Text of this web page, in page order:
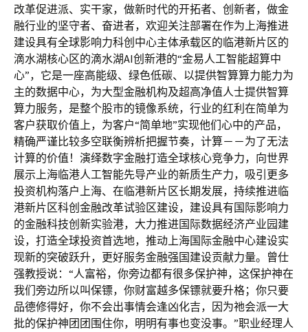
改革促进派、实干家，做新时代的开拓者、创新者，做金
融行业的坚守者、奋进者，欢迎关注部署在作为上海推进
建设具有全球影响力科创中心主体承载区的临港新片区的
滴水湖核心区的滴水湖AI创新港的“金易人工智能超算中
心”，它是一座高能级、绿色低碳、以提供智算算力能力为
主的数据中心，为大型金融机构及超高净值人士提供智算
算力服务，是整个股市的镜像系统，行业的红利在简单为
客户获取价值上，为客户“简单地”实现他们心中的产品，
精确严谨比较多空联衡辨析把握节奏，计算－－为了无法
计算的价值！演绎数字金融打造全球核心竞争力，向世界
展示上海临港人工智能先导产业的新质生产力，吸引更多
投资机构落户上海、在临港新片区长期发展，持续推进临
港新片区科创金融改革试验区建设，建设具有国际影响力
的金融科技创新实验港，大力推进国际数据经济产业园建
设，打造全球投资首选地，推动上海国际金融中心建设实
现新的突破跃升，更好服务金融强国建设贡献力量。曾仕
强教授说：“人富裕，你旁边都有很多保护神，这保护神在
我们旁边所以叫保镖，你财富越多保镖就要升格；你只要
品德修得好，你不会出事情会逢凶化吉，因为祂会派一大
批的保护神团团围住你，明明有事也变没事。”职业经理人